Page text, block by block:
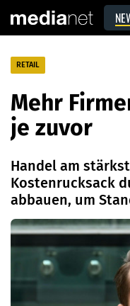
RETAIL
Mehr
je zuvor
Handel am
Kostenrucksack
abbauen, um